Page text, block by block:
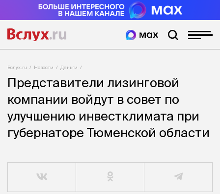
Вслух.ru Новости Деньги
Представители лизинговой
компании войдут в совет по
улучшению инвестклимата при
губернаторе Тюменской области